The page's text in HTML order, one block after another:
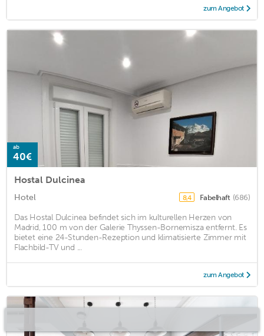
zum Angebot
ab
40€
Hostal Dulcinea
Hotel 8,4 Fabelhaft (686)
Das Hostal Dulcinea befindet sich im kulturellen Herzen von
Madrid, 100 m von der Galerie Thyssen-Bornemisza entfernt. Es
bietet eine 24-Stunden-Rezeption und klimatisierte Zimmer mit
Flachbild-TV und ...
zum Angebot